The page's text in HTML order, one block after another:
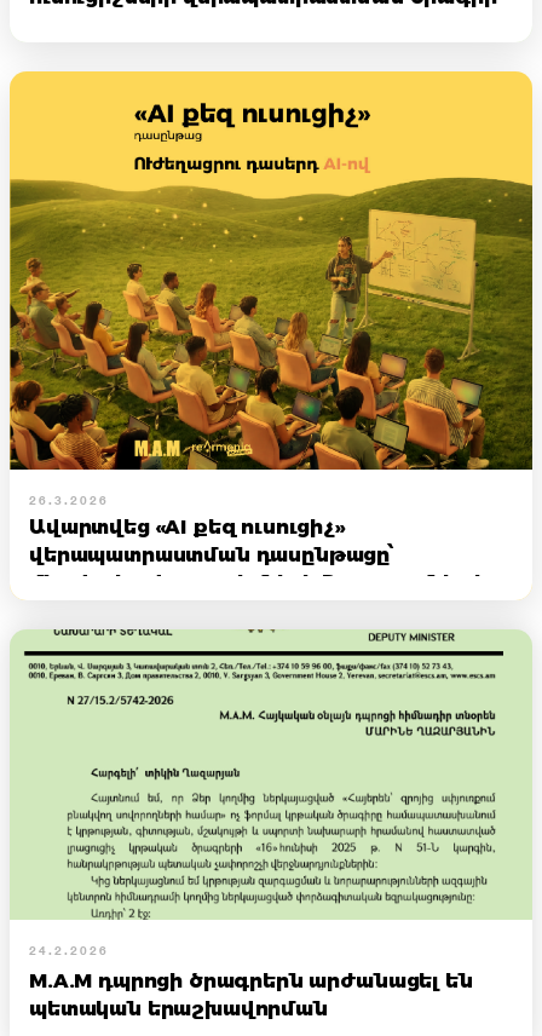
26.3.2026
Ավարտվեց «AI քեզ ուսուցիչ»
վերապատրաստման դասընթացը՝
միավորելով ուսուցիչների Հայաստանից և
24.2.2026
M.A.M դպրոցի ծրագրերն արժանացել են
պետական երաշխավորման